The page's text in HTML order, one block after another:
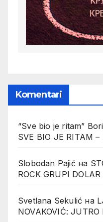
Komentari
“Sve bio je ritam”
SVE BIO JE RITAM
Slobodan Pajićна
ROCK GRUPI DOLAR
Svetlana Sekulić на
NOVAKOVIĆ: JUTRO